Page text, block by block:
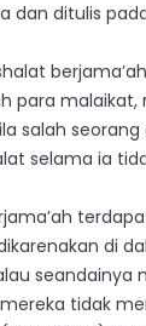
ditulis
para
salah
selama ia
di
tidak